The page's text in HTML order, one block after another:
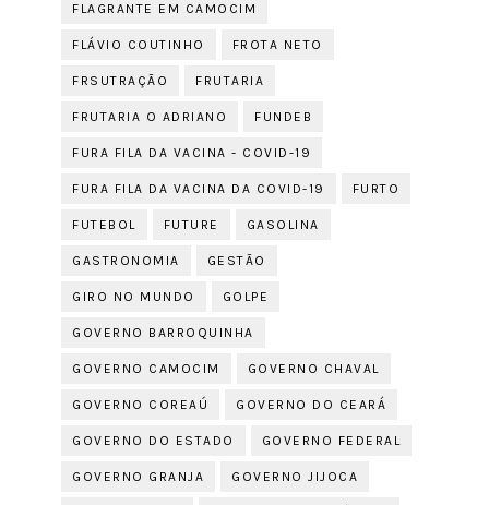
FLAGRANTE EM CAMOCIM
FLÁVIO COUTINHO FROTA NETO
FRSUTRAÇÃO FRUTARIA
FRUTARIA O ADRIANO FUNDEB
FURA FILA DA VACINA - COVID-19
FURA FILA DA VACINA DA COVID-19 FURTO
FUTEBOL FUTURE GASOLINA
GASTRONOMIA GESTÃO
GIRO NO MUNDO GOLPE
GOVERNO BARROQUINHA
GOVERNO CAMOCIM GOVERNO CHAVAL
GOVERNO COREAÚ GOVERNO DO CEARÁ
GOVERNO DO ESTADO GOVERNO FEDERAL
GOVERNO GRANJA GOVERNO JIJOCA